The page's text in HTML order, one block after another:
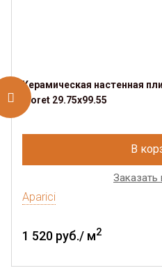
Керамическая настенная
Floret 29.75x99.55
В
Заказать
Aparici
1 520 руб./ м2